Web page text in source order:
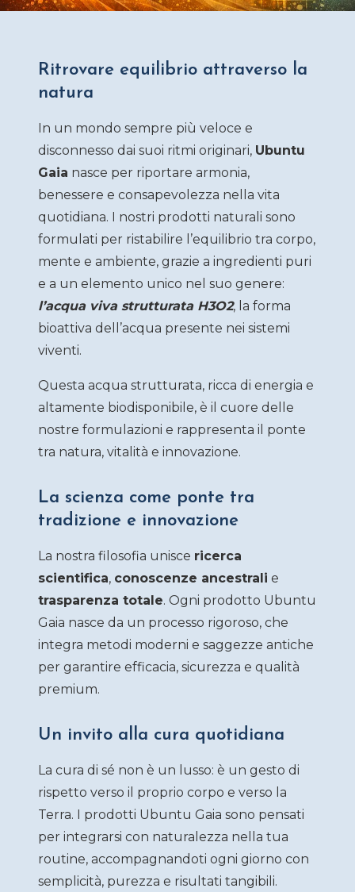
Ritrovare equilibrio attraverso la
natura
In un mondo sempre più veloce e
disconnesso dai suoi ritmi originari, Ubuntu
Gaia nasce per riportare armonia,
benessere e consapevolezza nella vita
quotidiana. I nostri prodotti naturali sono
formulati per ristabilire l’equilibrio tra corpo,
mente e ambiente, grazie a ingredienti puri
e a un elemento unico nel suo genere:
l’acqua viva strutturata H3O2, la forma
bioattiva dell’acqua presente nei sistemi
viventi.
Questa acqua strutturata, ricca di energia e
altamente biodisponibile, è il cuore delle
nostre formulazioni e rappresenta il ponte
tra natura, vitalità e innovazione.
La scienza come ponte tra
tradizione e innovazione
La nostra filosofia unisce ricerca
scientifica, conoscenze ancestrali e
trasparenza totale. Ogni prodotto Ubuntu
Gaia nasce da un processo rigoroso, che
integra metodi moderni e saggezze antiche
per garantire efficacia, sicurezza e qualità
premium.
Un invito alla cura quotidiana
La cura di sé non è un lusso: è un gesto di
rispetto verso il proprio corpo e verso la
Terra. I prodotti Ubuntu Gaia sono pensati
per integrarsi con naturalezza nella tua
routine, accompagnandoti ogni giorno con
semplicità, purezza e risultati tangibili.